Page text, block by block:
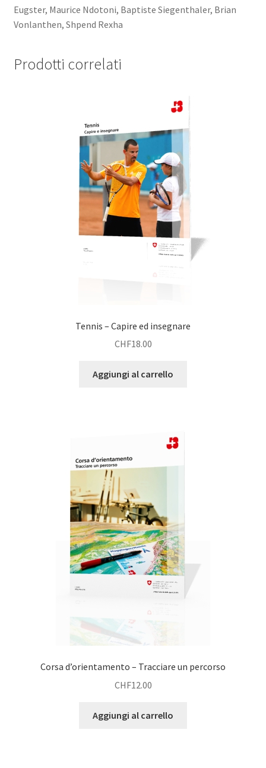
Eugster, Maurice Ndotoni, Baptiste Siegenthaler, Brian
Vonlanthen, Shpend Rexha
Prodotti correlati
Tennis – Capire ed insegnare
CHF18.00
Aggiungi al carrello
Corsa d’orientamento – Tracciare un percorso
CHF12.00
Aggiungi al carrello